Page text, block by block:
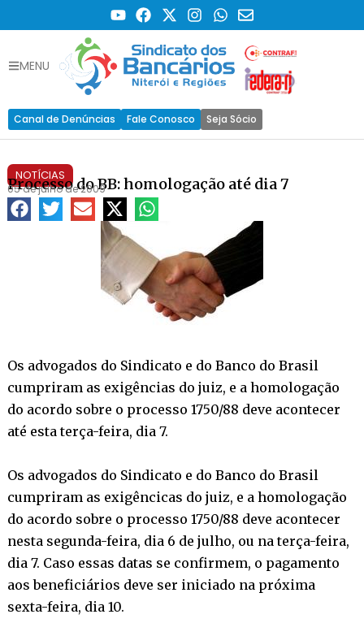
MENU
Canal de Denúncias Fale Conosco Seja Sócio
NOTÍCIAS
Processo do BB: homologação até dia 7
05 de julho de 2009
Os advogados do Sindicato e do Banco do Brasil
cumpriram as exigências do juiz, e a homologação
do acordo sobre o processo 1750/88 deve acontecer
até esta terça-feira, dia 7.
Os advogados do Sindicato e do Banco do Brasil
cumpriram as exigêncicas do juiz, e a homologação
do acordo sobre o processo 1750/88 deve acontecer
nesta segunda-feira, dia 6 de julho, ou na terça-feira,
dia 7. Caso essas datas se confirmem, o pagamento
aos beneficiários deve ser iniciado na próxima
sexta-feira, dia 10.